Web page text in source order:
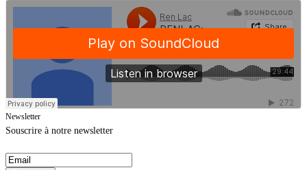
Newsletter
Souscrire à notre newsletter